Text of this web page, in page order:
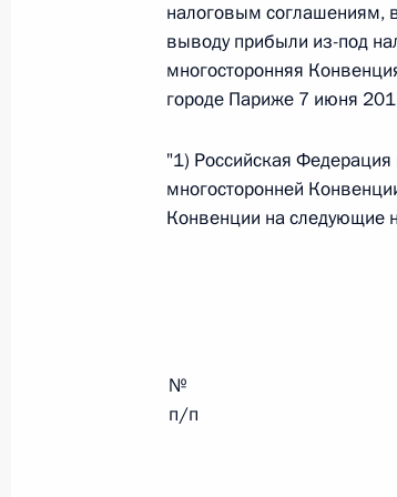
Федеральный закон
О внесении изменений в
26 июля 2026 года
налоговым соглашениям,
выводу прибыли из-под
многосторонняя
городе Париже 7 июня
"1) Российская Федерация
многосторонней
Конвенции на следующие
№
п/п